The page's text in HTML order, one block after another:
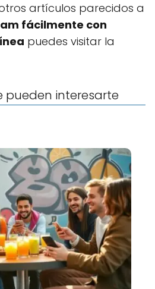
artículos parecidos a
fácilmente con
puedes visitar la
pueden interesarte